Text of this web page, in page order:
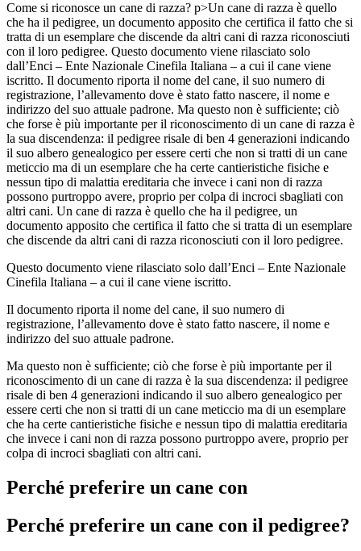
Come si riconosce un cane di razza? p>Un cane di razza è quello
che ha il pedigree, un documento apposito che certifica il fatto che si
tratta di un esemplare che discende da altri cani di razza riconosciuti
con il loro pedigree. Questo documento viene rilasciato solo
dall’Enci – Ente Nazionale Cinefila Italiana – a cui il cane viene
iscritto. Il documento riporta il nome del cane, il suo numero di
registrazione, l’allevamento dove è stato fatto nascere, il nome e
indirizzo del suo attuale padrone. Ma questo non è sufficiente; ciò
che forse è più importante per il riconoscimento di un cane di razza è
la sua discendenza: il pedigree risale di ben 4 generazioni indicando
il suo albero genealogico per essere certi che non si tratti di un cane
meticcio ma di un esemplare che ha certe cantieristiche fisiche e
nessun tipo di malattia ereditaria che invece i cani non di razza
possono purtroppo avere, proprio per colpa di incroci sbagliati con
altri cani. Un cane di razza è quello che ha il pedigree, un
documento apposito che certifica il fatto che si tratta di un esemplare
che discende da altri cani di razza riconosciuti con il loro pedigree.
Questo documento viene rilasciato solo dall’Enci – Ente Nazionale
Cinefila Italiana – a cui il cane viene iscritto.
Il documento riporta il nome del cane, il suo numero di
registrazione, l’allevamento dove è stato fatto nascere, il nome e
indirizzo del suo attuale padrone.
Ma questo non è sufficiente; ciò che forse è più importante per il
riconoscimento di un cane di razza è la sua discendenza: il pedigree
risale di ben 4 generazioni indicando il suo albero genealogico per
essere certi che non si tratti di un cane meticcio ma di un esemplare
che ha certe cantieristiche fisiche e nessun tipo di malattia ereditaria
che invece i cani non di razza possono purtroppo avere, proprio per
colpa di incroci sbagliati con altri cani.
Perché preferire un cane con
Perché preferire un cane con il pedigree?